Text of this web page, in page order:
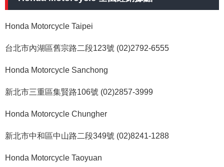
Honda Motorcycle Taipei
台北市內湖區舊宗路二段123號 (02)2792-6555
Honda Motorcycle Sanchong
新北市三重區集賢路106號 (02)2857-3999
Honda Motorcycle Chungher
新北市中和區中山路二段349號 (02)8241-1288
Honda Motorcycle Taoyuan